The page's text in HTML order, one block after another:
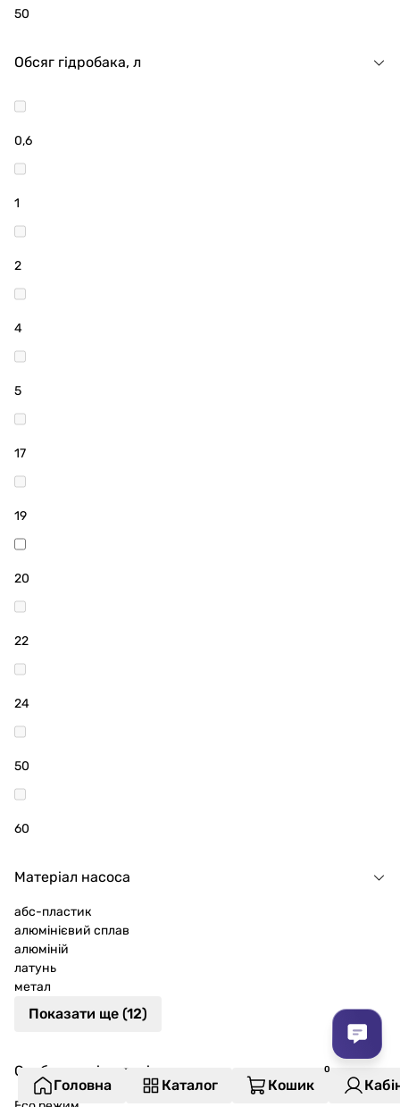
50
Обсяг гідробака, л
0,6
1
2
4
5
17
19
20
22
24
50
60
Матеріал насоса
абс-пластик
алюмінієвий сплав
алюміній
латунь
метал
Показати ще (12)
Особливості моделі
Головна Каталог Кошик